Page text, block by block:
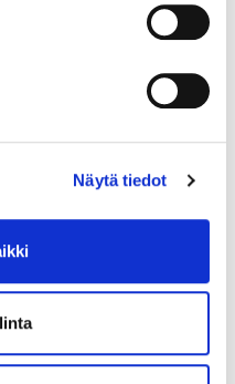
Näytä tiedot